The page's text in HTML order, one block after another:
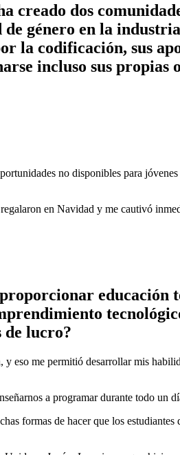
creado dos
género en la
la codificación, sus
incluso sus propias
no disponibles para
en Navidad y me cautivó
educación
de lucro?
eso me permitió desarrollar mis
a programar durante todo un
formas de hacer que los estudiantes